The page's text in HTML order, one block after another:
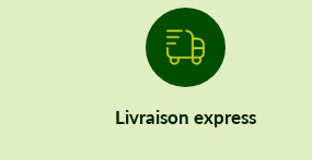
Livraison express